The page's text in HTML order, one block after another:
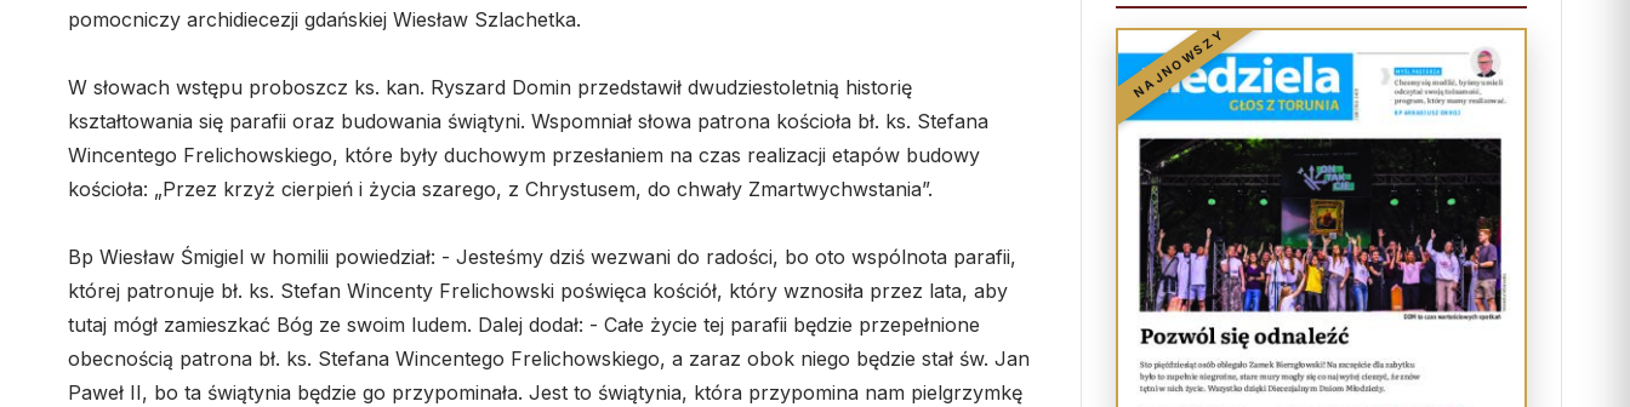
pomocniczy archidiecezji gdańskiej Wiesław Szlachetka.
W słowach wstępu proboszcz ks. kan. Ryszard Domin przedstawił dwudziestoletnią historię
kształtowania się parafii oraz budowania świątyni. Wspomniał słowa patrona kościoła bł. ks. Stefana
Wincentego Frelichowskiego, które były duchowym przesłaniem na czas realizacji etapów budowy
kościoła: „Przez krzyż cierpień i życia szarego, z Chrystusem, do chwały Zmartwychwstania”.
Bp Wiesław Śmigiel w homilii powiedział: - Jesteśmy dziś wezwani do radości, bo oto wspólnota parafii,
której patronuje bł. ks. Stefan Wincenty Frelichowski poświęca kościół, który wznosiła przez lata, aby
tutaj mógł zamieszkać Bóg ze swoim ludem. Dalej dodał: - Całe życie tej parafii będzie przepełnione
obecnością patrona bł. ks. Stefana Wincentego Frelichowskiego, a zaraz obok niego będzie stał św. Jan
Paweł II, bo ta świątynia będzie go przypominała. Jest to świątynia, która przypomina nam pielgrzymkę
NAJNOWSZY